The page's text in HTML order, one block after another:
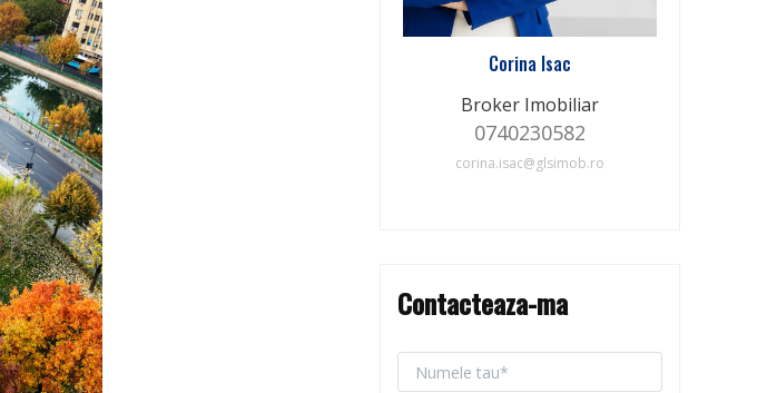
Corina Isac
Broker Imobiliar
0740230582
corina.isac@glsimob.ro
Contacteaza-ma